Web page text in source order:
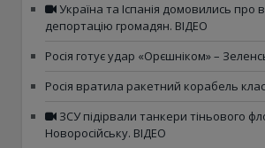
Україна та Іспанія домовились про
депортацію громадян. ВІДЕО
Росія готує удар «Орєшніком» –
Росія вратила ракетний корабель
ЗСУ підірвали танкери тіньового
Новоросійську. ВІДЕО